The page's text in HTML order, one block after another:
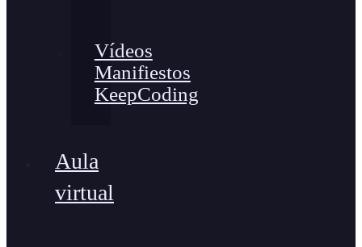
Vídeos
Manifiestos
KeepCoding
Aula
virtual